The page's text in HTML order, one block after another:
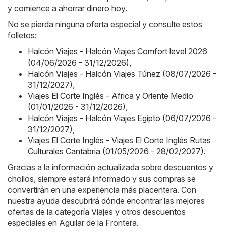
y comience a ahorrar dinero hoy.
No se pierda ninguna oferta especial y consulte estos
folletos:
Halcón Viajes - Halcón Viajes Comfort level 2026
(04/06/2026 - 31/12/2026),
Halcón Viajes - Halcón Viajes Túnez (08/07/2026 -
31/12/2027),
Viajes El Corte Inglés - Africa y Oriente Medio
(01/01/2026 - 31/12/2026),
Halcón Viajes - Halcón Viajes Egipto (06/07/2026 -
31/12/2027),
Viajes El Corte Inglés - Viajes El Corte Inglés Rutas
Culturales Cantabria (01/05/2026 - 28/02/2027).
Gracias a la información actualizada sobre descuentos y
chollos, siempre estará informado y sus compras se
convertirán en una experiencia más placentera. Con
nuestra ayuda descubrirá dónde encontrar las mejores
ofertas de la categoría Viajes y otros descuentos
especiales en Aguilar de la Frontera.